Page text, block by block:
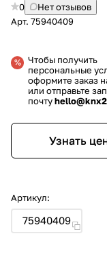
0
Нет отзывов
Арт. 75940409
Чтобы получить
персональные
оформите заказ
или отправьте
почту
Узнать
Артикул:
75940409